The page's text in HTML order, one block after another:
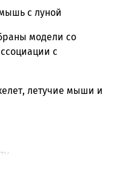
с луной
модели со
с
летучие мыши и